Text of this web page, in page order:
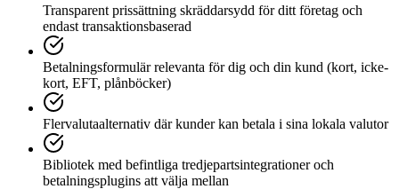
Transparent prissättning skräddarsydd för ditt företag och
endast transaktionsbaserad
Betalningsformulär relevanta för dig och din kund (kort, icke-
kort, EFT, plånböcker)
Flervalutaalternativ där kunder kan betala i sina lokala valutor
Bibliotek med befintliga tredjepartsintegrationer och
betalningsplugins att välja mellan